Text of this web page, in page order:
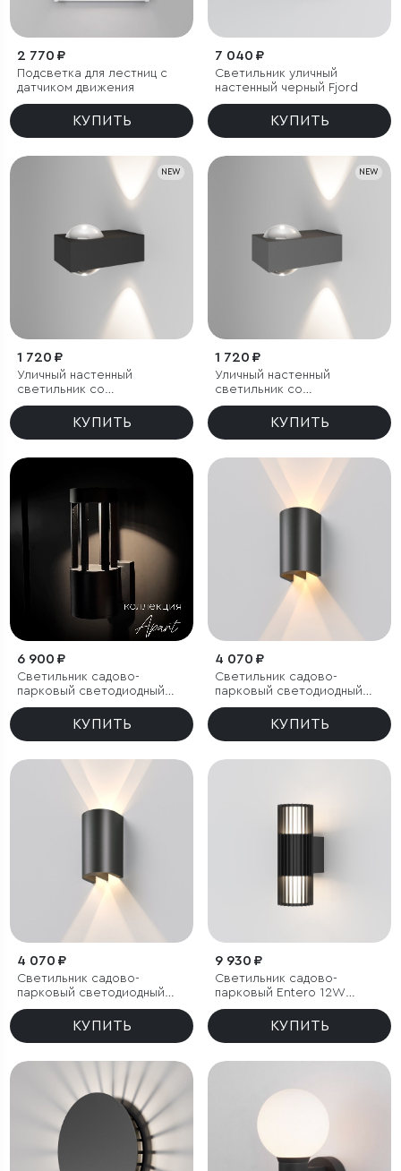
2 770 ₽
Подсветка для лестниц с
датчиком движения
КУПИТЬ
7 040 ₽
Светильник уличный
настенный черный Fjord
КУПИТЬ
NEW
1 720 ₽
Уличный настенный
светильник со
светодиодами Lenses
КУПИТЬ
NEW
1 720 ₽
Уличный настенный
светильник со
светодиодами Lenses
КУПИТЬ
6 900 ₽
Светильник садово-
парковый светодиодный
Apart
КУПИТЬ
4 070 ₽
Светильник садово-
парковый светодиодный
Twinray 3000K
КУПИТЬ
4 070 ₽
Светильник садово-
парковый светодиодный
Twinray 4000K
КУПИТЬ
9 930 ₽
Светильник садово-
парковый Entero 12W
черный
КУПИТЬ